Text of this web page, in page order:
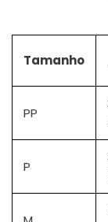
Tamanho
PP
P